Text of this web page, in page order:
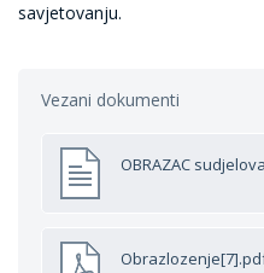
savjetovanju.
Vezani dokumenti
OBRAZAC